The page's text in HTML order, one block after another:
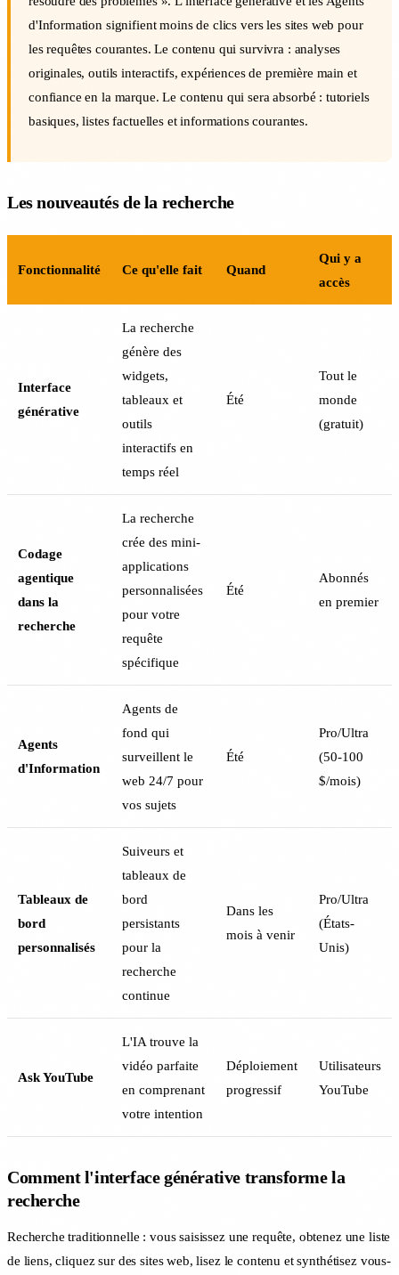
d'Information signifient moins de clics vers les sites web pour
les requêtes courantes. Le contenu qui survivra : analyses
originales, outils interactifs, expériences de première main et
confiance en la marque. Le contenu qui sera absorbé : tutoriels
basiques, listes factuelles et informations courantes.
Les nouveautés de la recherche
Fonctionnalité Ce qu'elle fait Quand
Qui y a
accès
Interface
générative
La recherche
génère des
widgets,
tableaux et
outils
interactifs en
temps réel
Été
Tout le
monde
(gratuit)
Codage
agentique
dans la
recherche
La recherche
crée des mini-
applications
personnalisées
pour votre
requête
spécifique
Été
Abonnés
en premier
Agents
d'Information
Agents de
fond qui
surveillent le
web 24/7 pour
vos sujets
Été
Pro/Ultra
(50-100
$/mois)
Tableaux de
bord
personnalisés
Suiveurs et
tableaux de
bord
persistants
pour la
recherche
continue
Dans les
mois à venir
Pro/Ultra
(États-
Unis)
Ask YouTube
L'IA trouve la
vidéo parfaite
en comprenant
votre intention
Déploiement
progressif
Utilisateurs
YouTube
Comment l'interface générative transforme la
recherche
Recherche traditionnelle : vous saisissez une requête, obtenez une liste
de liens, cliquez sur des sites web, lisez le contenu et synthétisez vous-